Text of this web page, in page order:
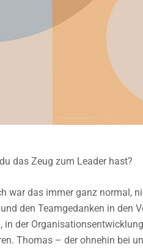
das Zeug zum Leader hast?
war das immer ganz normal,
den Teamgedanken in den
der
Thomas – der ohnehin bei